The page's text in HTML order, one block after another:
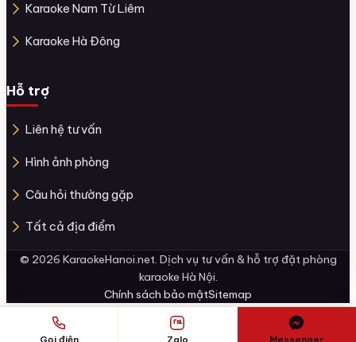
Karaoke Nam Từ Liêm
Karaoke Hà Đông
Hỗ trợ
Liên hệ tư vấn
Hình ảnh phòng
Câu hỏi thường gặp
Tất cả địa điểm
© 2026 KaraokeHanoi.net. Dịch vụ tư vấn & hỗ trợ đặt phòng
karaoke Hà Nội.
Chính sách bảo mậtSitemap
Gọi điện Zalo Messenger